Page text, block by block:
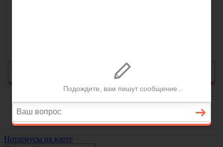
Нотариусы на карте